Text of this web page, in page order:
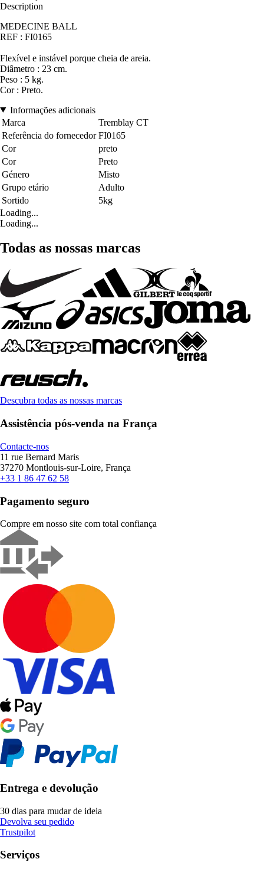
Description
MEDECINE BALL
REF : FI0165
Flexível e instável porque cheia de areia.
Diâmetro : 23 cm.
Peso : 5 kg.
Cor : Preto.
Informações adicionais
Marca
Tremblay CT
Referência do fornecedor FI0165
Cor
preto
Cor
Preto
Género
Misto
Grupo etário
Adulto
Sortido
5kg
Loading...
Loading...
Todas as nossas marcas
Descubra todas as nossas marcas
Assistência pós-venda na França
Contacte-nos
11 rue Bernard Maris
37270 Montlouis-sur-Loire, França
+33 1 86 47 62 58
Pagamento seguro
Compre em nosso site com total confiança
Entrega e devolução
30 dias para mudar de ideia
Devolva seu pedido
Trustpilot
Serviços